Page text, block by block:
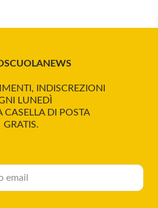
INDISCREZIONI
LUNEDÌ
CASELLA DI POSTA
GRATIS.